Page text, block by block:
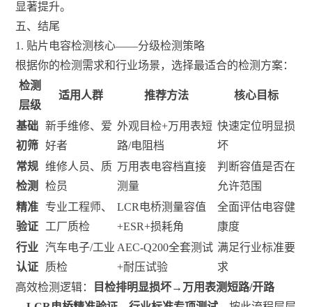
显著提升。
五、结尾
1. 贴片电容检测核心——分级检测策略
根据你的检测需求和行业场景，选择最适合的检测方案：
检测
层级
适用人群 推荐方法 核心目标
基础
初筛
新手维修、爱
好者
外观目检+万用表短
路/电阻档
快速定位明显损
坏
常规
检测
维修人员、质
检员
万用表电容档直接
测量
判断容值是否在
允许范围
精准
验证
专业工程师、
工厂质检
LCR电桥测量容值
+ESR+损耗角
全面评估电容健
康度
行业
认证
汽车电子/工业
质检
AEC-Q200全套测试
+耐压试验
满足行业标准要
求
高效检测逻辑：
目检排明显损坏→万用表测短路/开路